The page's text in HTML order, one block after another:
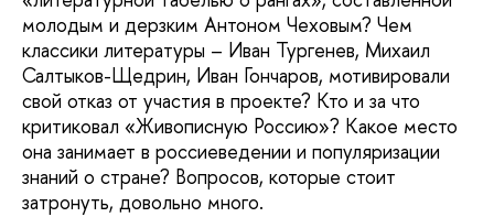
молодым и дерзким Антоном Чеховым? Чем
классики литературы – Иван Тургенев, Михаил
Салтыков-Щедрин, Иван Гончаров, мотивировали
свой отказ от участия в проекте? Кто и за что
критиковал «Живописную Россию»? Какое место
она занимает в россиеведении и популяризации
знаний о стране? Вопросов, которые стоит
затронуть, довольно много.